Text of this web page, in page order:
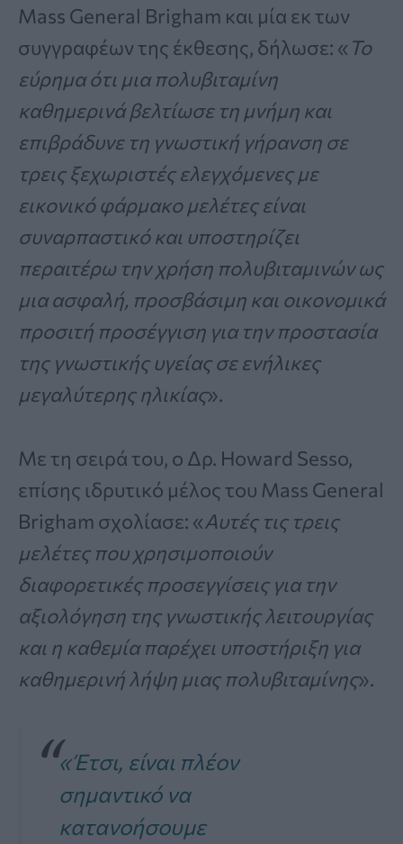
Mass General Brigham και μία εκ των
συγγραφέων της έκθεσης, δήλωσε: « Το
εύρημα ότι μια πολυβιταμίνη
καθημερινά βελτίωσε τη μνήμη και
επιβράδυνε τη γνωστική γήρανση σε
τρεις ξεχωριστές ελεγχόμενες με
εικονικό φάρμακο μελέτες είναι
συναρπαστικό και υποστηρίζει
περαιτέρω την χρήση πολυβιταμινών ως
μια ασφαλή, προσβάσιμη και οικονομικά
προσιτή προσέγγιση για την προστασία
της γνωστικής υγείας σε ενήλικες
μεγαλύτερης ηλικίας».
Με τη σειρά του, ο Δρ. Howard Sesso,
επίσης ιδρυτικό μέλος του Mass General
Brigham σχολίασε: «Αυτές τις τρεις
μελέτες που χρησιμοποιούν
διαφορετικές προσεγγίσεις για την
αξιολόγηση της γνωστικής λειτουργίας
και η καθεμία παρέχει υποστήριξη για
καθημερινή λήψη μιας πολυβιταμίνης».
«Έτσι, είναι πλέον
σημαντικό να
κατανοήσουμε